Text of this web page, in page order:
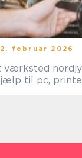
februar 2026
værksted
til pc,